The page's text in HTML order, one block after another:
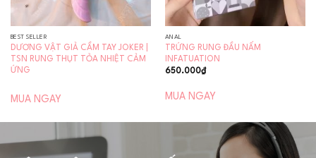
BEST SELLER
DƯƠNG VẬT GIẢ CẦM TAY JOKER |
TSN RUNG THỤT TỎA NHIỆT CẢM
ỨNG
MUA NGAY
ANAL
TRỨNG RUNG ĐẦU NẤM
INFATUATION
650.000₫
MUA NGAY